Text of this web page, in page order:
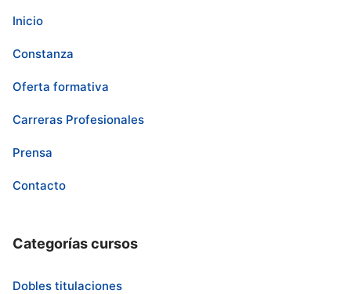
Inicio
Constanza
Oferta formativa
Carreras Profesionales
Prensa
Contacto
Categorías cursos
Dobles titulaciones